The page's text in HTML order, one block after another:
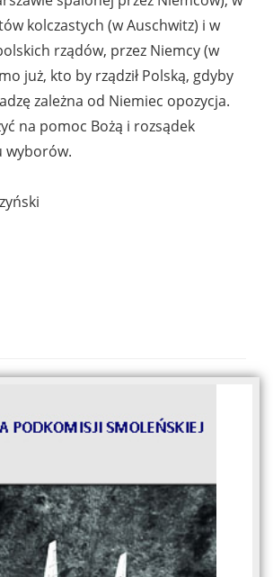
kolczastych (w Auschwitz) i w
rządów, przez Niemcy (w
już, kto by rządził Polską, gdyby
zależna od Niemiec opozycja.
na pomoc Bożą i rozsądek
wyborów.